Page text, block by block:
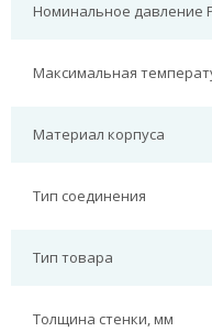
Номинальное давление
Максимальная
Материал корпуса
Тип соединения
Тип товара
Толщина стенки, мм